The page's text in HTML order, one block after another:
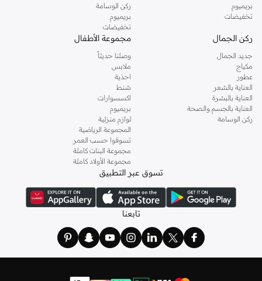
بريميوم
تخفيضات
ركن الوسامة
بريميوم
تخفيضات
ركن الجمال
جديد الجمال
مكياج
عطور
العناية بالشعر
العناية بالبشرة
العناية بالجسم والصحة
ركن الوسامة
مجموعة الأطفال
وصلنا حديثاً
ملابس
احذية
شنط
اكسسوارات
بريميوم
لوازم منزلية
المجموعة الرياضية
تسوقوا حسب العمر
مجموعة البنات كاملة
مجموعة الأولاد كاملة
تسوق عبر التطبيق
تابعنا